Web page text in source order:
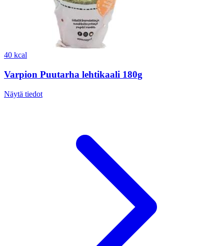
40 kcal
Varpion Puutarha lehtikaali 180g
Näytä tiedot